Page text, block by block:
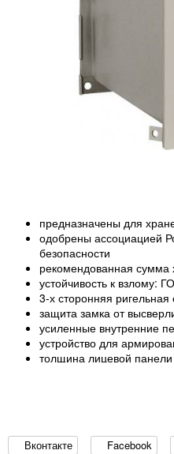
предназначены для
одобрены ассоциацией
безопасности
рекомендованная сумма
устойчивость к
3-х сторонняя
защита замка от
усиленные внутренние
устройство для
толщина лицевой
Вконтакте Facebook